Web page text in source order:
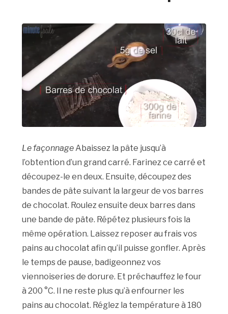
Le façonnageAbaissez la pâte jusqu’à
l’obtention d’un grand carré. Farinez ce carré et
découpez-le en deux. Ensuite, découpez des
bandes de pâte suivant la largeur de vos barres
de chocolat. Roulez ensuite deux barres dans
une bande de pâte. Répétez plusieurs fois la
même opération. Laissez reposer au frais vos
pains au chocolat afin qu’il puisse gonfler. Après
le temps de pause, badigeonnez vos
viennoiseries de dorure. Et préchauffez le four
à 200 °C. Il ne reste plus qu’à enfourner les
pains au chocolat. Réglez la température à 180